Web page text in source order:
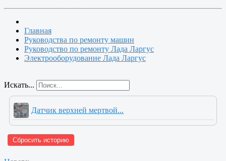
Главная
Руководства по ремонту машин
Руководство по ремонту Лада Ларгус
Электрооборудование Лада Ларгус
Искать...
Датчик верхней мертвой...
Сбросить историю